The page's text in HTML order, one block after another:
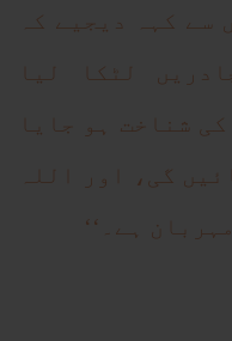
سے کہہ دیجیے کہ
لٹکا لیا
شناخت ہو جایا
گی، اور اللہ
ہے۔‘‘